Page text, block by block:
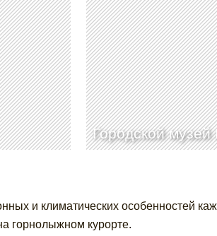
Городской
и климатических особенностей
горнолыжном курорте.